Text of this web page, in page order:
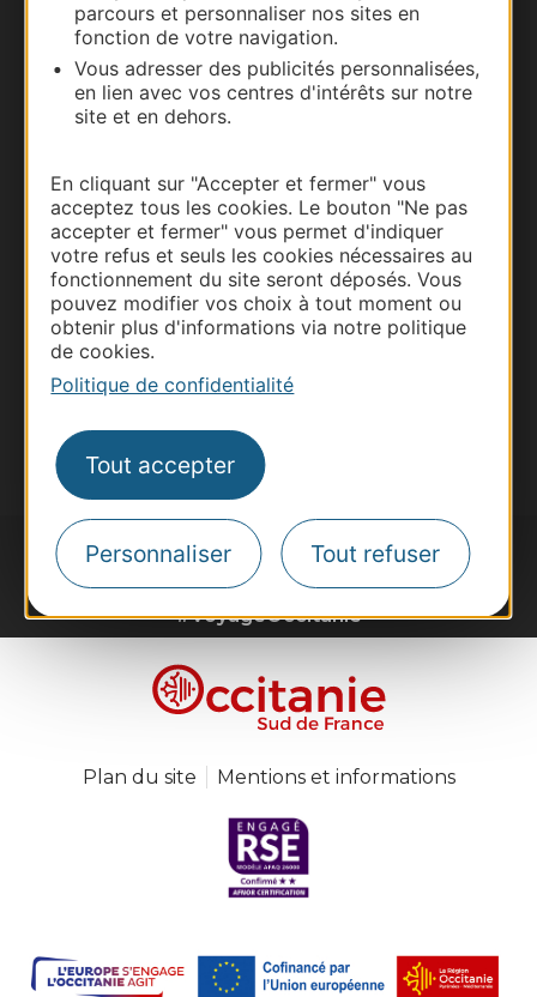
parcours et personnaliser nos sites en
fonction de votre navigation.
Vous adresser des publicités personnalisées,
en lien avec vos centres d'intérêts sur notre
site et en dehors.
En cliquant sur "Accepter et fermer" vous
acceptez tous les cookies. Le bouton "Ne pas
accepter et fermer" vous permet d'indiquer
votre refus et seuls les cookies nécessaires au
fonctionnement du site seront déposés. Vous
pouvez modifier vos choix à tout moment ou
obtenir plus d'informations via notre politique
de cookies.
Politique de confidentialité
Tout accepter
Personnaliser Tout refuser
Business/Mice
Pros d'Occitanie
Site presse et d'influence
Voyagistes
Destination Sport
Inscrivez-vous à la lettre d'information
Destination Occitanie pour recevoir des
suggestions de séjours, de visites et de sorties.
Je m'abonne
#VoyageOccitanie
Plan du site Mentions et informations